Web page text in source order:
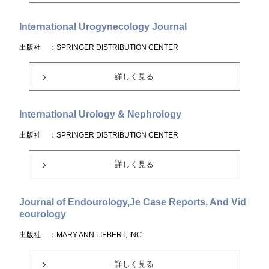
International Urogynecology Journal
出版社 ：SPRINGER DISTRIBUTION CENTER
詳しく見る
International Urology & Nephrology
出版社 ：SPRINGER DISTRIBUTION CENTER
詳しく見る
Journal of Endourology,Je Case Reports, And Vid
eourology
出版社 ：MARY ANN LIEBERT, INC.
詳しく見る